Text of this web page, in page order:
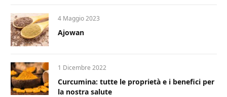
4 Maggio 2023
Ajowan
1 Dicembre 2022
Curcumina: tutte le proprietà e i benefici per
la nostra salute